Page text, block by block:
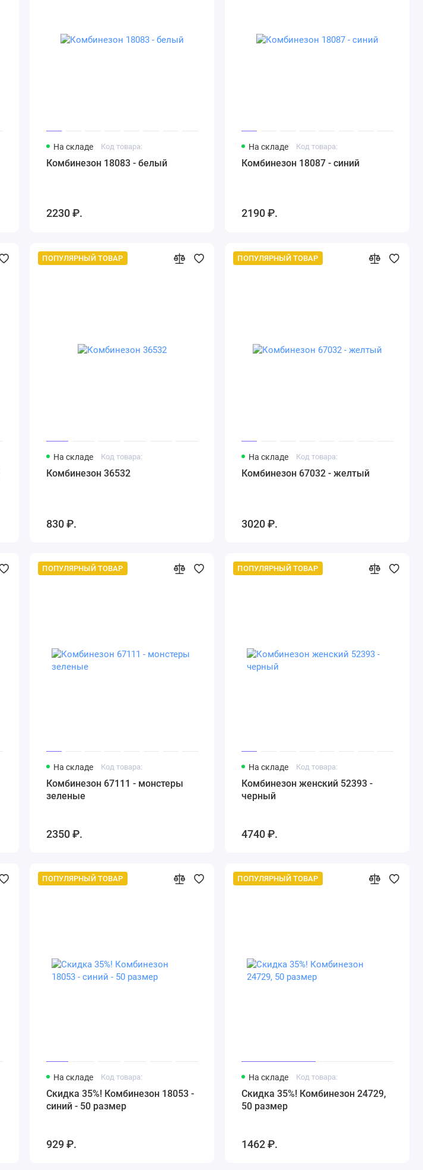
На складе Код товара:
Комбинезон 18083 - белый
2230 ₽.
На складе Код товара:
Комбинезон 18087 - синий
2190 ₽.
ПОПУЛЯРНЫЙ ТОВАР
На складе Код товара:
Комбинезон 36532
830 ₽.
ПОПУЛЯРНЫЙ ТОВАР
На складе Код товара:
Комбинезон 67032 - желтый
3020 ₽.
ПОПУЛЯРНЫЙ ТОВАР
На складе Код товара:
Комбинезон 67111 - монстеры
зеленые
2350 ₽.
ПОПУЛЯРНЫЙ ТОВАР
На складе Код товара:
Комбинезон женский 52393 -
черный
4740 ₽.
ПОПУЛЯРНЫЙ ТОВАР
На складе Код товара:
Скидка 35%! Комбинезон 18053 -
синий - 50 размер
929 ₽.
ПОПУЛЯРНЫЙ ТОВАР
На складе Код товара:
Скидка 35%! Комбинезон 24729,
50 размер
1462 ₽.